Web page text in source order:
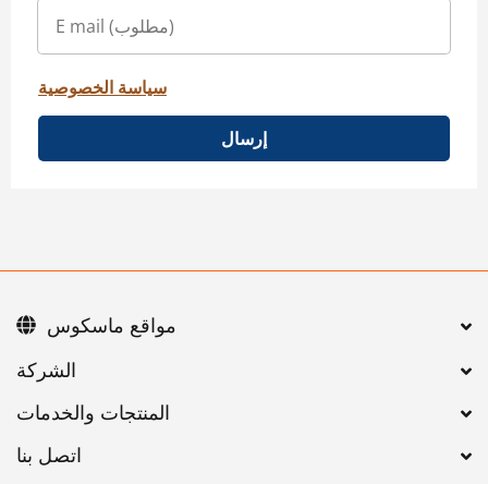
سياسة الخصوصية
إرسال
اتصل بنا
مواقع ماسكوس